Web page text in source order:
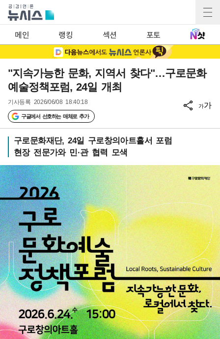
메인 랭킹 섹션 포토
"지속가능한 문화, 지역서 찾다"…구로문화
예술정책포럼, 24일 개최
기사등록 2026/06/08 18:40:18
구글에서 선호하는 매체로 추가
가가
구로문화재단, 24일 구로창의아트홀서 포럼
현장 전문가와 민·관 협력 모색